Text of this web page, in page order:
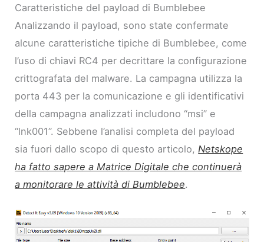
Caratteristiche del payload di Bumblebee
Analizzando il payload, sono state confermate
alcune caratteristiche tipiche di Bumblebee, come
l’uso di chiavi RC4 per decrittare la configurazione
crittografata del malware. La campagna utilizza la
porta 443 per la comunicazione e gli identificativi
della campagna analizzati includono “msi” e
“lnk001”. Sebbene l’analisi completa del payload
sia fuori dallo scopo di questo articolo,Netskope
ha fatto sapere a Matrice Digitale che continuerà
a monitorare le attività di Bumblebee.